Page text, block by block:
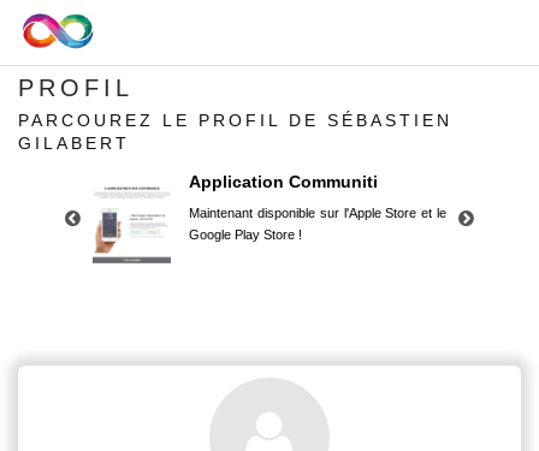
PROFIL
PARCOUREZ LE PROFIL DE SÉBASTIEN
GILABERT
Application Communiti
Maintenant disponible sur l'Apple Store et le
Google Play Store !
Google Play Store !